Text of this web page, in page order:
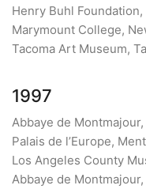
Henry Buhl
Marymount College,
Tacoma Art Museum,
1997
Abbaye de
Palais de l’Europe,
Los Angeles County
Abbaye de